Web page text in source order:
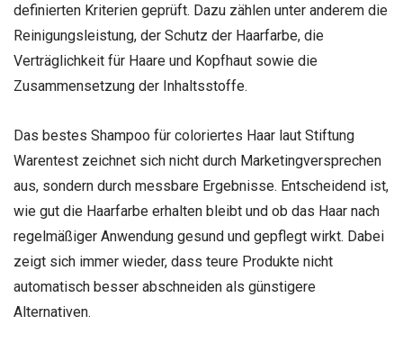
definierten Kriterien geprüft. Dazu zählen unter anderem die
Reinigungsleistung, der Schutz der Haarfarbe, die
Verträglichkeit für Haare und Kopfhaut sowie die
Zusammensetzung der Inhaltsstoffe.
Das bestes Shampoo für coloriertes Haar laut Stiftung
Warentest zeichnet sich nicht durch Marketingversprechen
aus, sondern durch messbare Ergebnisse. Entscheidend ist,
wie gut die Haarfarbe erhalten bleibt und ob das Haar nach
regelmäßiger Anwendung gesund und gepflegt wirkt. Dabei
zeigt sich immer wieder, dass teure Produkte nicht
automatisch besser abschneiden als günstigere
Alternativen.